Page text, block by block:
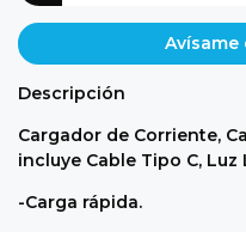
Avísame
Descripción
Cargador de Corriente,
incluye Cable Tipo C, Luz
-Carga rápida.